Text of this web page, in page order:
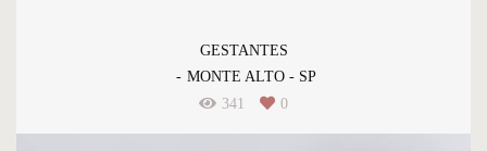
GESTANTES
MONTE ALTO - SP
341
0